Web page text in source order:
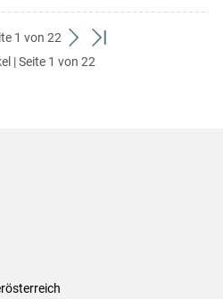
1 von 22
weiter
zum
zum
| Seite 1 von 22